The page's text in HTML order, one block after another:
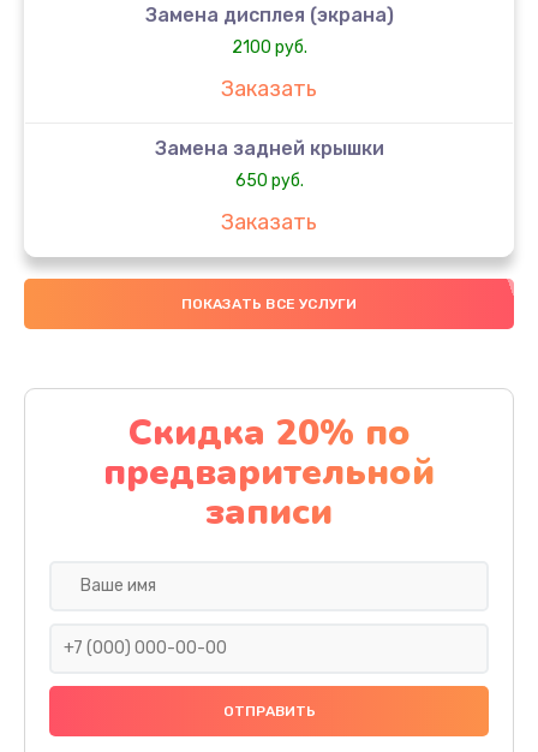
Замена дисплея (экрана)
2100 руб.
Заказать
Замена задней крышки
650 руб.
Заказать
Замена аккумулятора
4000 руб.
Замена материнской платы
1100 руб.
Заказать
Замена праймера
1000 руб.
ПОКАЗАТЬ ВСЕ УСЛУГИ
Скидка 20% по
предварительной
записи